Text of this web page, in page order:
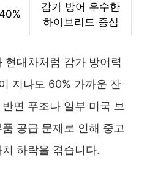
40%
감가 방어 우수한
하이브리드 중심
현대차처럼 감가 방어력
지나도 60% 가까운 잔
면 푸조나 일부 미국 브
공급 문제로 인해 중고
하락을 겪습니다.